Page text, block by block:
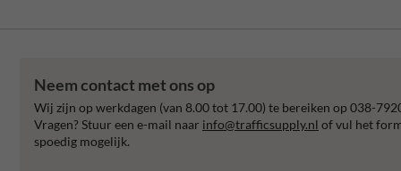
Neem contact met ons op
Wij zijn op werkdagen (van 8.00 tot 17.00) te bereiken op 038-
Vragen? Stuur een e-mail naar info@trafficsupply.nl of vul het
spoedig mogelijk.